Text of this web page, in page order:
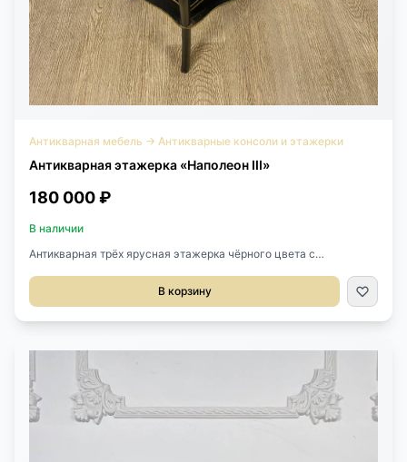
Антикварная мебель → Антикварные консоли и этажерки
Антикварная этажерка «Наполеон III»
180 000 ₽
В наличии
Антикварная трёх ярусная этажерка чёрного цвета с
В корзину